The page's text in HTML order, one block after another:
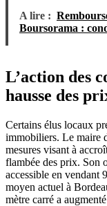
A lire :
Boursorama :
L’action des
hausse des
Certains élus locaux
immobiliers. Le maire
mesures visant à
flambée des prix. Son
accessible en vendant
moyen actuel à
mètre carré a